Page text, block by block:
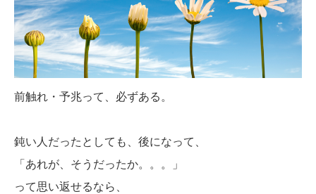
前触れ・予兆って、必ずある。
鈍い人だったとしても、後になって、
「あれが、そうだったか。。。」
って思い返せるなら、